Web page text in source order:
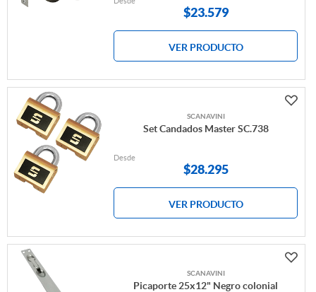
$23.579
VER PRODUCTO
SCANAVINI
Set Candados Master SC.738
Desde
$28.295
VER PRODUCTO
SCANAVINI
Picaporte 25x12" Negro colonial